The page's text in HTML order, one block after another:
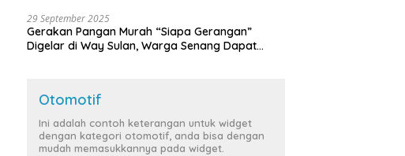
29 September 2025
Gerakan Pangan Murah “Siapa Gerangan”
Digelar di Way Sulan, Warga Senang Dapat
Otomotif
Ini adalah contoh keterangan untuk widget
dengan kategori otomotif, anda bisa dengan
mudah memasukkannya pada widget.